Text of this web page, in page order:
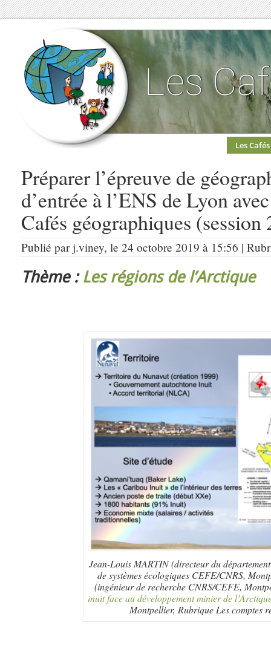
Les Cafés
Préparer l’épreuve de
d’entrée à l’ENS de Lyon
Cafés géographiques (session
Publié par j.viney, le 24 octobre 2019 à 15:56 |
Thème : Les régions de l’Arctique
Jean-Louis MARTIN (directeur du
de systèmes écologiques CEFE/CNRS,
(ingénieur de recherche CNRS/CEFE,
inuit face au développement minier de
Montpellier, Rubrique Les comptes